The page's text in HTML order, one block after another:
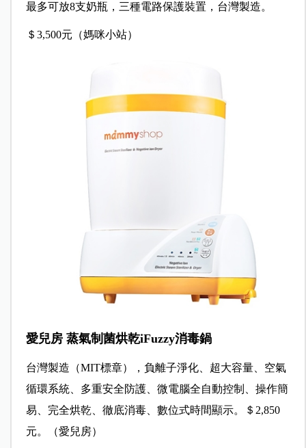
最多可放8支奶瓶，三種電路保護裝置，台灣製造。
＄3,500元（媽咪小站）
愛兒房 蒸氣制菌烘乾iFuzzy消毒鍋
台灣製造（MIT標章），負離子淨化、超大容量、空氣
循環系統、多重安全防護、微電腦全自動控制、操作簡
易、完全烘乾、徹底消毒、數位式時間顯示。＄2,850
元。（愛兒房）